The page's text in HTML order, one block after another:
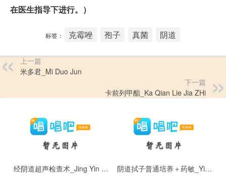
在医生指导下进行。）
标签： 克霉唑 孢子 真菌 阴道
上一篇
米多君_Mi Duo Jun
下一篇
卡前列甲酯_Ka Qian Lie Jia ZHi
经阴道超声检查术_Jing Yin Dao Chao Sheng Jian Cha Shu 阴道拭子普通培养＋药敏_Yin Dao Shi Zi Pu Tong Pei Yang ＋ Yao Min